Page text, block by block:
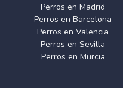
Perros en Madrid
Perros en Barcelona
Perros en Valencia
Perros en Sevilla
Perros en Murcia